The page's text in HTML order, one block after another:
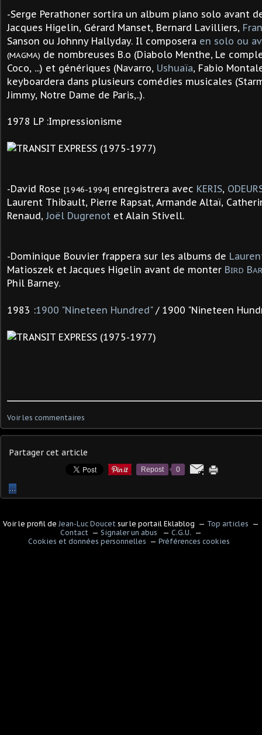
-Serge Perathoner sortira un album piano solo avant
Jacques Higelin, Gérard Manset, Bernard Lavilliers,
Sanson ou Johnny Hallyday. Il composera en solo ou
(MAGMA) de nombreuses B.o (Diabolo Menthe, Le
Coco, ...) et génériques (Navarro, Ushuaïa, Fabio
keyboardera dans plusieurs comédies musicales
Jimmy, Notre Dame de Paris,..).
1978 LP :Impressionisme
-David Rose [1946-1994] enregistrera avec KERIS,
Laurent Thibault, Pierre Rapsat, Armande Altaï,
Renaud,Joël Dugrenot et Alain Stivell.
-Dominique Bouvier frappera sur les albums de
Matioszek et Jacques Higelin avant de monter BIRD B
Phil Barney.
1983 :1900 "Nineteen Hundred"/ 1900 "Nineteen
Voir les commentaires
Partager cet article
Repost 0
…
Voir le profil de Jean-Luc Doucet sur le portail Eklablog
Top articles
Contact
Signaler un abus
C.G.U.
Cookies et données personnelles
Préférences cookies